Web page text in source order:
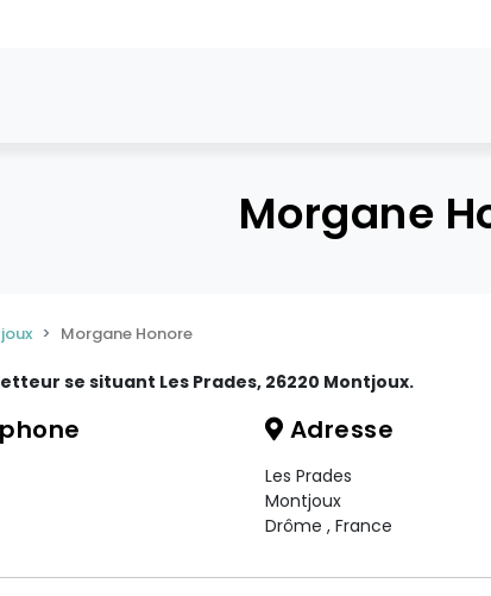
Morgane
Morgane Honore
se situant Les Prades, 26220 Montjoux.
Adresse
Les Prades
Montjoux
Drôme , France